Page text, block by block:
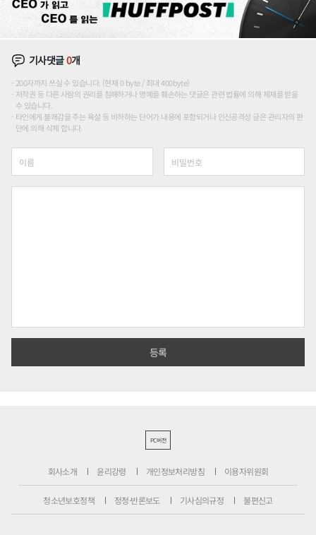
기사댓글0개
200자까지 쓰실 수 있습니다. (현재 0 byte / 최대 400byte)
저작권 등 다른 사람의 권리를 침해하거나 명예를 훼손하는 댓글은 관련 법률에 의해 제재를 받을
수 있습니다.
타인에게 불쾌감을 주는 욕설 등 비하하는 단어가 내용에 포함되거나 인신공격성 글은 관리자의 판
단에 의해 삭제 합니다.
PC버전
회사소개 윤리강령 개인정보처리방침 이용자위원회
청소년보호정책 정정·반론보도 기사심의규정 불편신고